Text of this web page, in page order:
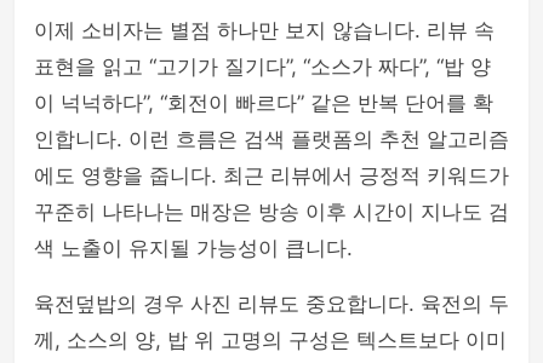
이제 소비자는 별점 하나만 보지 않습니다. 리뷰 속
표현을 읽고 “고기가 질기다”, “소스가 짜다”, “밥 양
이 넉넉하다”, “회전이 빠르다” 같은 반복 단어를 확
인합니다. 이런 흐름은 검색 플랫폼의 추천 알고리즘
에도 영향을 줍니다. 최근 리뷰에서 긍정적 키워드가
꾸준히 나타나는 매장은 방송 이후 시간이 지나도 검
색 노출이 유지될 가능성이 큽니다.
육전덮밥의 경우 사진 리뷰도 중요합니다. 육전의 두
께, 소스의 양, 밥 위 고명의 구성은 텍스트보다 이미